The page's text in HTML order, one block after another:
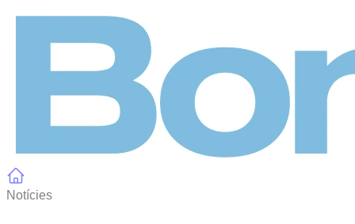
Notícies